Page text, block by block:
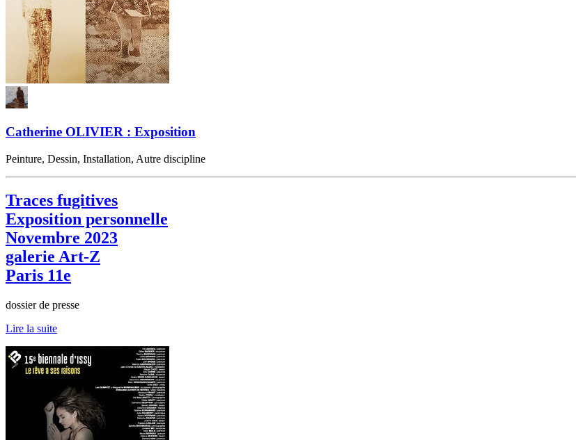
Catherine OLIVIER : Exposition
Peinture, Dessin, Installation, Autre discipline
Traces fugitives
Exposition personnelle
Novembre 2023
galerie Art-Z
Paris 11e
dossier de presse
Lire la suite